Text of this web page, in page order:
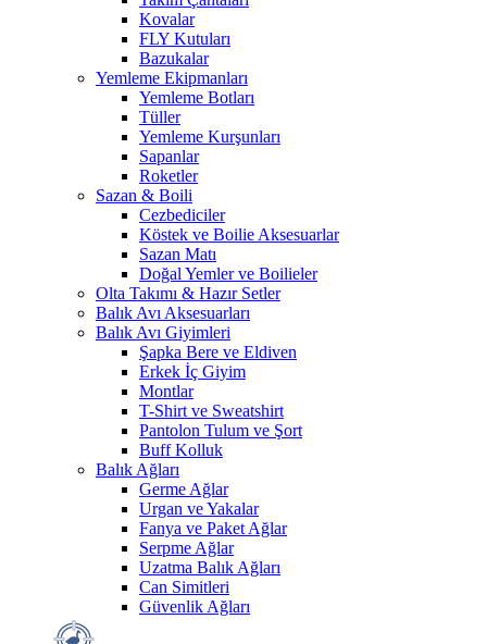
Kovalar
FLY Kutuları
Bazukalar
Yemleme Ekipmanları
Yemleme Botları
Tüller
Yemleme Kurşunları
Sapanlar
Roketler
Sazan & Boili
Cezbediciler
Köstek ve Boilie Aksesuarlar
Sazan Matı
Doğal Yemler ve Boilieler
Olta Takımı & Hazır Setler
Balık Avı Aksesuarları
Balık Avı Giyimleri
Şapka Bere ve Eldiven
Erkek İç Giyim
Montlar
T-Shirt ve Sweatshirt
Pantolon Tulum ve Şort
Buff Kolluk
Balık Ağları
Germe Ağlar
Urgan ve Yakalar
Fanya ve Paket Ağlar
Serpme Ağlar
Uzatma Balık Ağları
Can Simitleri
Güvenlik Ağları